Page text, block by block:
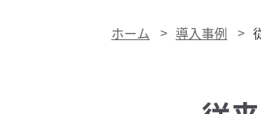
ホーム 導入事例